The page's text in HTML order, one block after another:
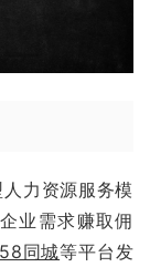
力资源服务模
业需求赚取佣
58同城等平台发